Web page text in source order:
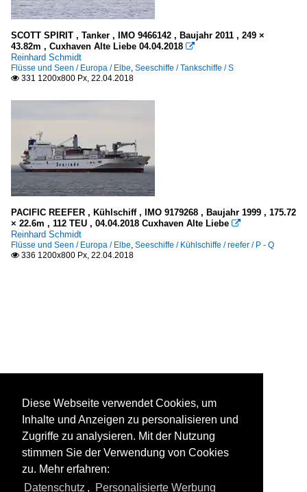
SCOTT SPIRIT , Tanker , IMO 9466142 , Baujahr 2011 , 249 ×
43.82m , Cuxhaven Alte Liebe 04.04.2018 
Reinhard Schmidt
Flüsse und Seen / Europa / Elbe, Seeschiffe / Tankschiffe / S
 331 1200x800 Px, 22.04.2018
PACIFIC REEFER , Kühlschiff , IMO 9179268 , Baujahr 1999 , 175.72
× 22.6m , 112 TEU , 04.04.2018 Cuxhaven Alte Liebe 
Reinhard Schmidt
Flüsse und Seen / Europa / Elbe, Seeschiffe / Kühlschiffe / reefer / P - Q
 336 1200x800 Px, 22.04.2018
Diese Webseite verwendet Cookies, um
Inhalte und Anzeigen zu personalisieren und
Zugriffe zu analysieren. Mit der Nutzung
stimmen Sie der Verwendung von Cookies
zu. Mehr erfahren:
Datenschutz , Personalisierte Werbung